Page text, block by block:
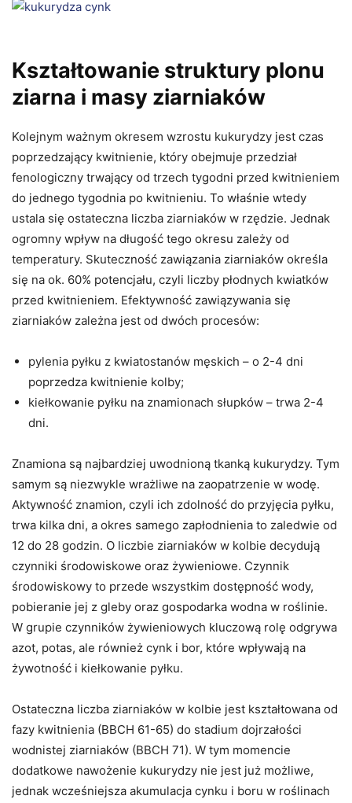
Kształtowanie struktury plonu
ziarna i masy ziarniaków
Kolejnym ważnym okresem wzrostu kukurydzy jest czas
poprzedzający kwitnienie, który obejmuje przedział
fenologiczny trwający od trzech tygodni przed kwitnieniem
do jednego tygodnia po kwitnieniu. To właśnie wtedy
ustala się ostateczna liczba ziarniaków w rzędzie. Jednak
ogromny wpływ na długość tego okresu zależy od
temperatury. Skuteczność zawiązania ziarniaków określa
się na ok. 60% potencjału, czyli liczby płodnych kwiatków
przed kwitnieniem. Efektywność zawiązywania się
ziarniaków zależna jest od dwóch procesów:
pylenia pyłku z kwiatostanów męskich – o 2-4 dni
poprzedza kwitnienie kolby;
kiełkowanie pyłku na znamionach słupków – trwa 2-4
dni.
Znamiona są najbardziej uwodnioną tkanką kukurydzy. Tym
samym są niezwykle wrażliwe na zaopatrzenie w wodę.
Aktywność znamion, czyli ich zdolność do przyjęcia pyłku,
trwa kilka dni, a okres samego zapłodnienia to zaledwie od
12 do 28 godzin. O liczbie ziarniaków w kolbie decydują
czynniki środowiskowe oraz żywieniowe. Czynnik
środowiskowy to przede wszystkim dostępność wody,
pobieranie jej z gleby oraz gospodarka wodna w roślinie.
W grupie czynników żywieniowych kluczową rolę odgrywa
azot, potas, ale również cynk i bor, które wpływają na
żywotność i kiełkowanie pyłku.
Ostateczna liczba ziarniaków w kolbie jest kształtowana od
fazy kwitnienia (BBCH 61-65) do stadium dojrzałości
wodnistej ziarniaków (BBCH 71). W tym momencie
dodatkowe nawożenie kukurydzy nie jest już możliwe,
jednak wcześniejsza akumulacja cynku i boru w roślinach